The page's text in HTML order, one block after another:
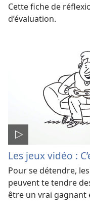
Cette fiche de
d’évaluation.
Les jeux vidéo :
Pour se détendre,
peuvent te tendre
être un vrai gagnant